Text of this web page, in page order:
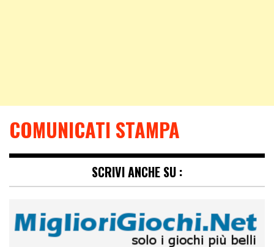
COMUNICATI STAMPA
SCRIVI ANCHE SU :